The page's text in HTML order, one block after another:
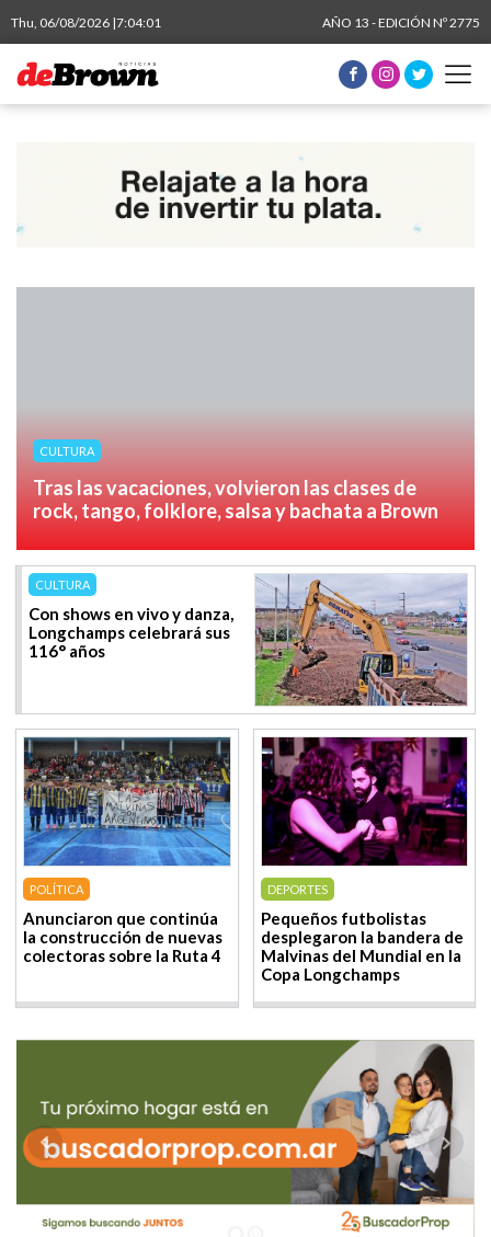
Thu, 06/08/2026 |7:04:02 AÑO 13 - EDICIÓN Nº 2775
CULTURA
Tras las vacaciones, volvieron las clases de
rock, tango, folklore, salsa y bachata a Brown
CULTURA
Con shows en vivo y danza,
Longchamps celebrará sus
116° años
POLÍTICA
Anunciaron que continúa
la construcción de nuevas
colectoras sobre la Ruta 4
DEPORTES
Pequeños futbolistas
desplegaron la bandera de
Malvinas del Mundial en la
Copa Longchamps